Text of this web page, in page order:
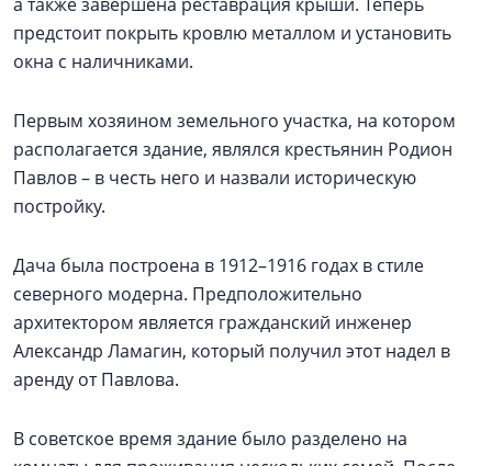
предстоит покрыть кровлю металлом и установить
окна с наличниками.
Первым хозяином земельного участка, на котором
располагается здание, являлся крестьянин Родион
Павлов – в честь него и назвали историческую
постройку.
Дача была построена в 1912–1916 годах в стиле
северного модерна. Предположительно
архитектором является гражданский инженер
Александр Ламагин, который получил этот надел в
аренду от Павлова.
В советское время здание было разделено на